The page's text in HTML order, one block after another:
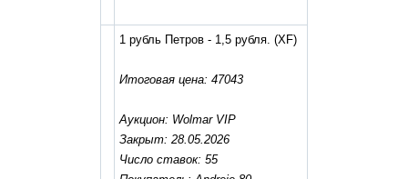
1 рубль Петров - 1,5 рубля. (XF)
Итоговая цена: 47043
Аукцион: Wolmar VIP
Закрыт: 28.05.2026
Число ставок: 55